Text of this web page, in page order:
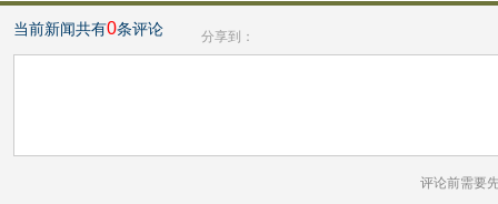
当前新闻共有0条评论 分享到：
评论前需要